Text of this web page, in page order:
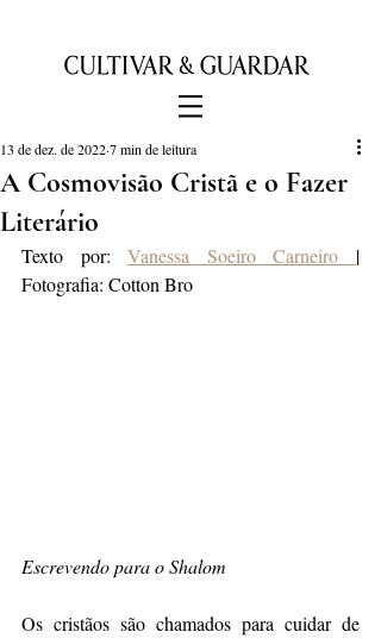
A Cosmovisão Cristã e o Fazer
Literário
13 de dez. de 20227 min de leitura
Texto por: Vanessa Soeiro Carneiro |
Fotografia: Cotton Bro
Escrevendo para o Shalom
Os cristãos são chamados para cuidar de